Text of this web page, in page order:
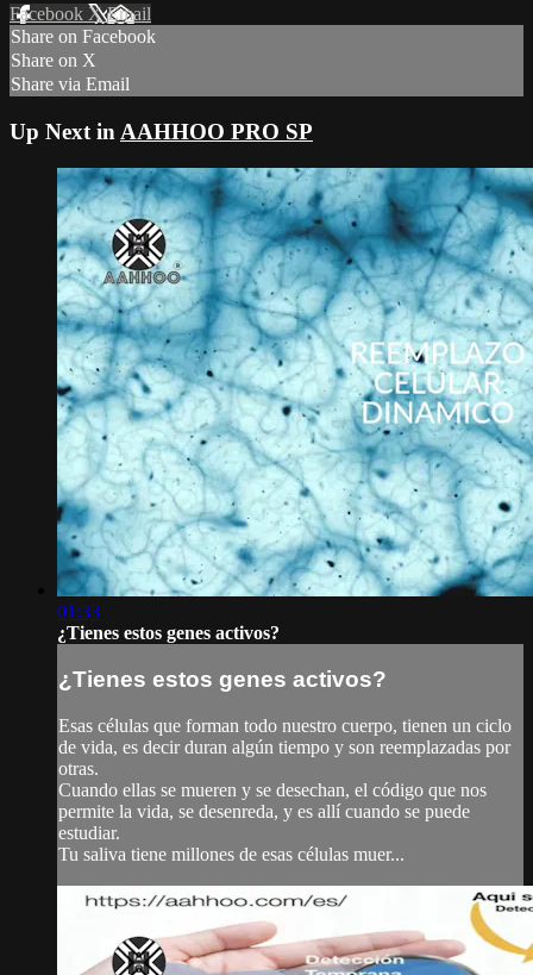
Facebook XEmail
Share on Facebook
Share on X
Share via Email
Up Next in AAHHOO PRO SP
01:33
¿Tienes estos genes activos?
¿Tienes estos genes activos?
Esas células que forman todo nuestro cuerpo, tienen un ciclo
de vida, es decir duran algún tiempo y son reemplazadas por
otras.
Cuando ellas se mueren y se desechan, el código que nos
permite la vida, se desenreda, y es allí cuando se puede
estudiar.
Tu saliva tiene millones de esas células muer...